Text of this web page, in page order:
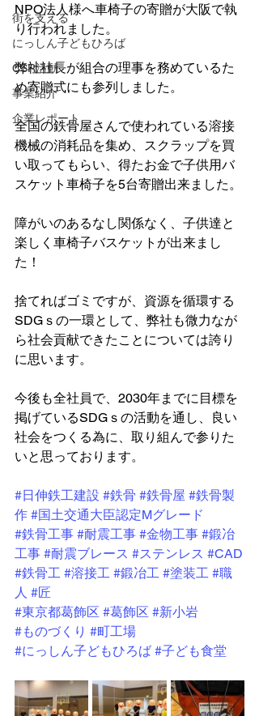
街を支える
にっしん子どもひろば
CSR活動
事業紹介
企業レポート
NPO法人様へ車椅子の寄贈が大阪で執
り行われました。
弊社社長が組合の理事を務めているた
め寄贈式にも参列しました。
全国の鉄骨屋さんで使われている溶接
機械の消耗品を集め、スクラップを買
い取ってもらい、得たお金で子供用バ
スケット車椅子を5台寄贈出来ました。
障がいのあるなし関係なく、子供達と
楽しく車椅子バスケットが出来まし
た！
捨てればゴミですが、資源を循環する
SDGｓの一環として、弊社も微力なが
ら社会貢献できたことについては誇り
に思います。
今後も全社員で、2030年までに目標を
掲げているSDGｓの活動を通し、良い
社会をつくる為に、取り組んで参りた
いと思っております。
#日伸鉄工建設 #鉄骨 #鉄骨屋 #鉄骨製
作 #国土交通大臣認定Mグレード
#鉄骨工事 #耐震工事 #金物工事 #鍛冶
工事 #耐震ブレース #ステンレス #CAD
#鉄骨工 #溶接工 #鍛冶工 #塗装工 #職
人 #匠
#東京都葛飾区 #葛飾区 #新小岩
#ものづくり #町工場
#にっしん子どもひろば #子ども食堂